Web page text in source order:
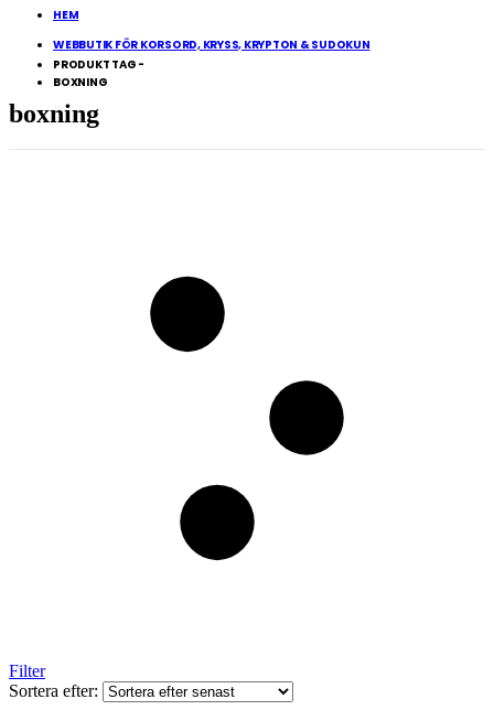
HEM
WEBBUTIK FÖR KORSORD, KRYSS, KRYPTON & SUDOKUN
PRODUKT TAG -
BOXNING
boxning
Filter
Sortera efter: